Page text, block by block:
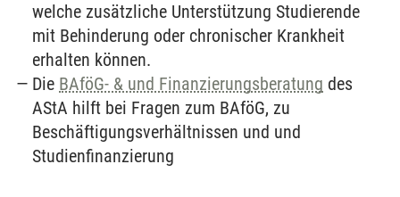
welche zusätzliche Unterstützung Studierende
mit Behinderung oder chronischer Krankheit
erhalten können.
Die BAföG- & und Finanzierungsberatung des
AStA hilft bei Fragen zum BAföG, zu
Beschäftigungsverhältnissen und und
Studienfinanzierung